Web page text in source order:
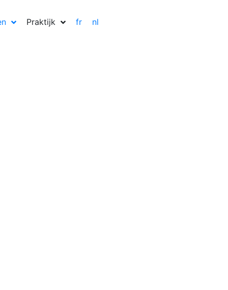
Praktijk fr nl